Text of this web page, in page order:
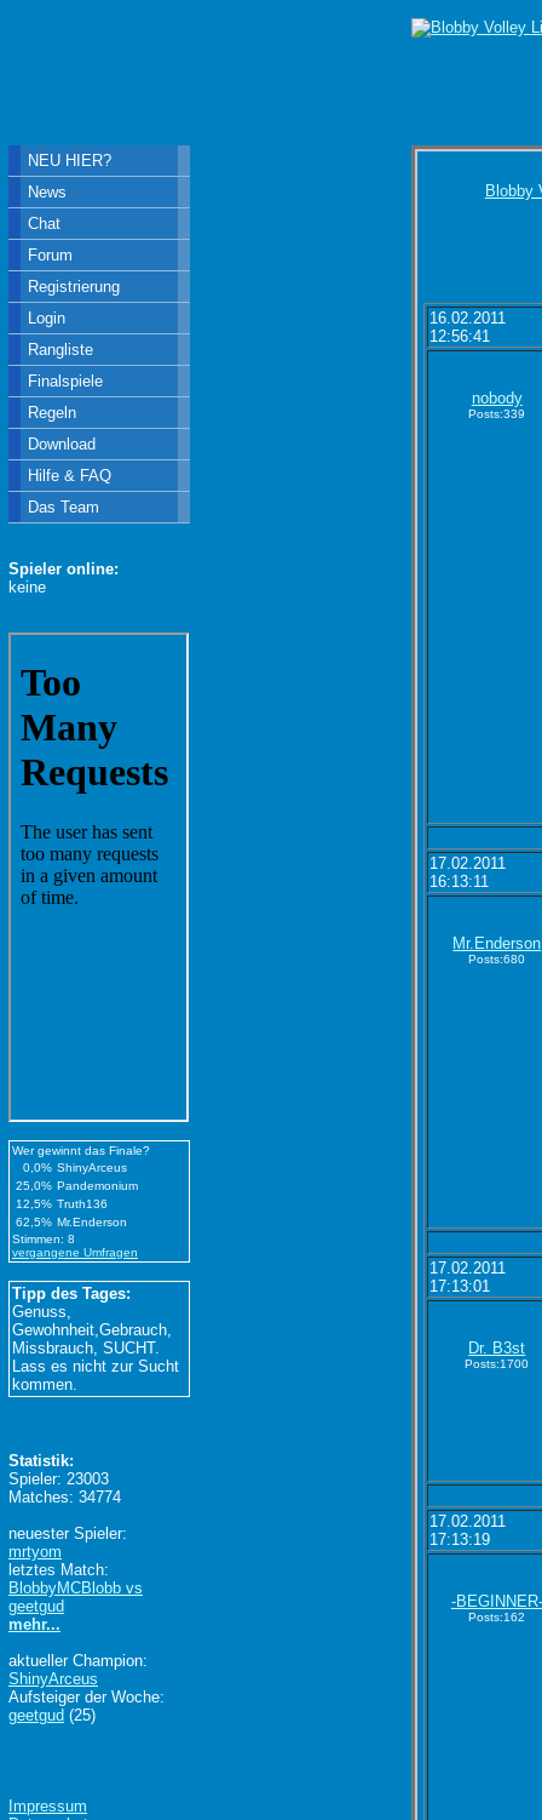
Blobby
16.02.2011
12:56:41
nobody
Posts:339
17.02.2011
16:13:11
Mr.Enderson
Posts:680
17.02.2011
17:13:01
Dr. B3st
Posts:1700
17.02.2011
17:13:19
-BEGINNER-
Posts:162
NEU HIER?
News
Chat
Forum
Registrierung
Login
Rangliste
Finalspiele
Regeln
Download
Hilfe & FAQ
Das Team
Spieler online:
keine
Wer gewinnt das Finale?
0,0% ShinyArceus
25,0% Pandemonium
12,5% Truth136
62,5% Mr.Enderson
Stimmen: 8
vergangene Umfragen
Tipp des Tages:
Genuss,
Gewohnheit,Gebrauch,
Missbrauch, SUCHT.
Lass es nicht zur Sucht
kommen.
Statistik:
Spieler: 23003
Matches: 34774
neuester Spieler:
mrtyom
letztes Match:
BlobbyMCBlobb vs
geetgud
mehr...
aktueller Champion:
ShinyArceus
Aufsteiger der Woche:
geetgud (25)
Impressum